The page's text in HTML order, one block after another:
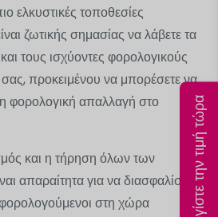
ελκυστικές τοποθεσίες
ζωτικής σημασίας να λάβετε τα
και τους ισχύοντες φορολογικούς
προκειμένου να μπορέσετε να
φορολογική απαλλαγή στο
και η τήρηση όλων των
απαραίτητα για να διασφαλίσετε
στη χώρα
Υπολογίστε την τιμή τώρα